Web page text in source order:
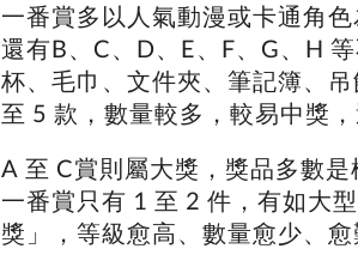
一番賞多以人氣動漫或卡通角
還有B、C、D、E、F、G、H
杯、毛巾、文件夾、筆記簿、
至 5 款，數量較多，較易中獎，
A 至 C賞則屬大獎，獎品多數
一番賞只有 1 至 2 件，有如大
獎」，等級愈高、數量愈少、愈